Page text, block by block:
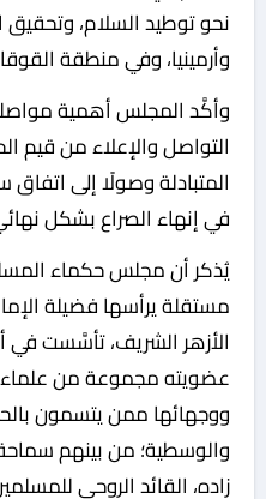
نحو توطيد السلام، وتحقيق
وأرمينيا، وفي منطقة
وأكَّد المجلس أهمية
التواصل والإعلاء من قيم
المتبادلة وصولًا إلى اتفاق
في إنهاء الصراع بشكل
يُذكر أن مجلس حكماء
مستقلة يرأسها فضيلة
عضويته مجموعة من علماء
ووجهائها ممن يتسمون
والوسطية؛ من بينهم
زاده، القائد الروحي